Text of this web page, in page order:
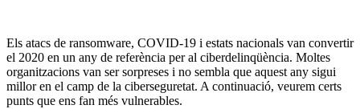
Els atacs de ransomware, COVID-19 i estats nacionals van convertir
el 2020 en un any de referència per al ciberdelinqüència. Moltes
organitzacions van ser sorpreses i no sembla que aquest any sigui
millor en el camp de la ciberseguretat. A continuació, veurem certs
punts que ens fan més vulnerables.